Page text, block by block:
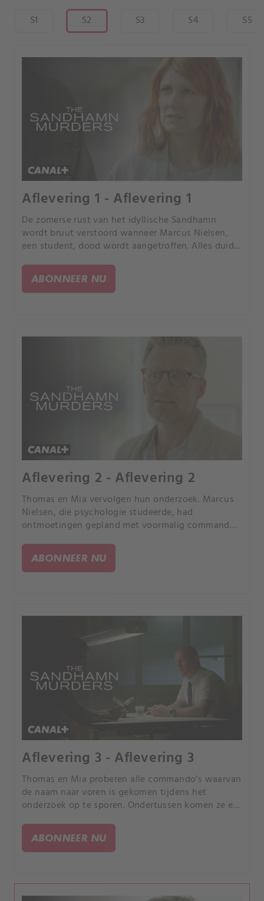
S1 S2 S3 S4 S5
Aflevering 1 - Aflevering 1
De zomerse rust van het idyllische Sandhamn
wordt bruut verstoord wanneer Marcus Nielsen,
een student, dood wordt aangetroffen. Alles duidt
geloven.
ABONNEER NU
Aflevering 2 - Aflevering 2
Thomas en Mia vervolgen hun onderzoek. Marcus
Nielsen, die psychologie studeerde, had
ontmoetingen gepland met voormalig commando’s
ABONNEER NU
Aflevering 3 - Aflevering 3
Thomas en Mia proberen alle commando’s waarvan
de naam naar voren is gekomen tijdens het
onderzoek op te sporen. Ondertussen komen ze er
ABONNEER NU